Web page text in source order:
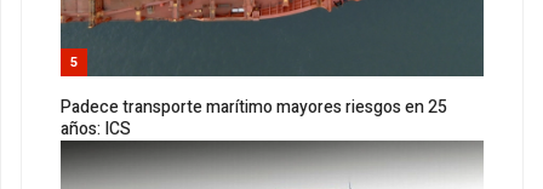
5
Padece transporte marítimo mayores riesgos en 25
años: ICS